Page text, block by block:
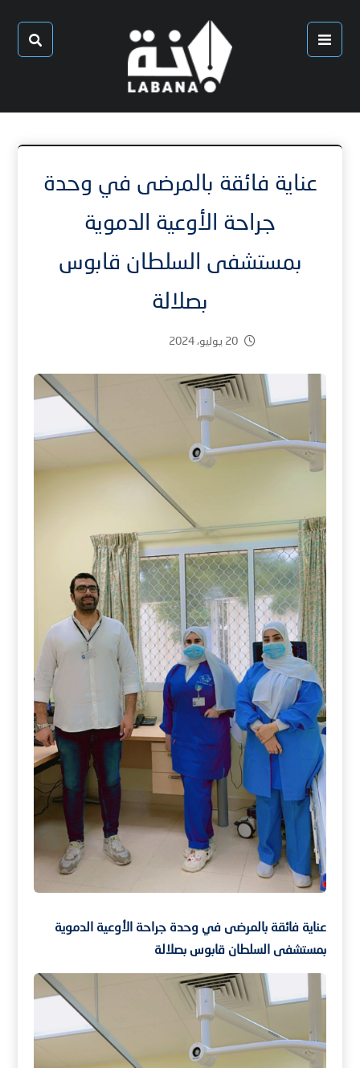
عناية فائقة بالمرضى في وحدة
جراحة الأوعية الدموية
بمستشفى السلطان قابوس
بصلالة
20 يوليو، 2024
عناية فائقة بالمرضى في وحدة جراحة الأوعية الدموية
بمستشفى السلطان قابوس بصلالة